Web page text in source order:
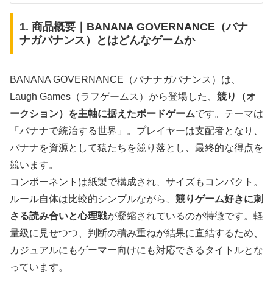
1. 商品概要｜BANANA GOVERNANCE（バナ
ナガバナンス）とはどんなゲームか
BANANA GOVERNANCE（バナナガバナンス）は、
Laugh Games（ラフゲームス）から登場した、 競り（オ
ークション）を主軸に据えたボードゲームです。テーマは
「バナナで統治する世界」。プレイヤーは支配者となり、
バナナを資源として猿たちを競り落とし、最終的な得点を
競います。
コンポーネントは紙製で構成され、サイズもコンパクト。
ルール自体は比較的シンプルながら、 競りゲーム好きに刺
さる読み合いと心理戦が凝縮されているのが特徴です。軽
量級に見せつつ、判断の積み重ねが結果に直結するため、
カジュアルにもゲーマー向けにも対応できるタイトルとな
っています。